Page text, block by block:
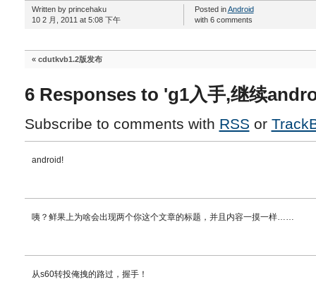
Written by princehaku
10 2 月, 2011 at 5:08 下午
Posted inAndroid
with 6 comments
« cdutkvb1.2版发布
6 Responses to 'g1入手,继续
Subscribe to comments with RSS or
android!
咦？鲜果上为啥会出现两个你这个文章的标题，并且内容一摸一样……
从s60转投俺拽的路过，握手！